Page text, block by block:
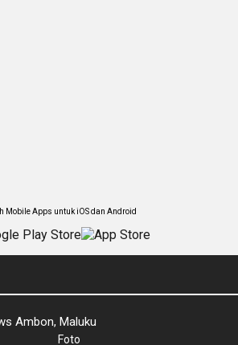
Mobile Apps untuk iOS dan Android
Ambon, Maluku
Foto